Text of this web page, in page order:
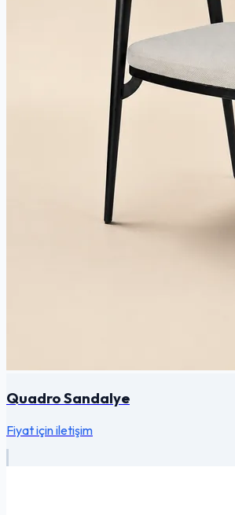
Quadro Sandalye
Fiyat için iletişim